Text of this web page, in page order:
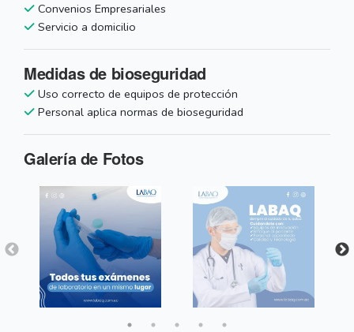
Convenios Empresariales
Servicio a domicilio
Medidas de bioseguridad
Uso correcto de equipos de protección
Personal aplica normas de bioseguridad
Galería de Fotos